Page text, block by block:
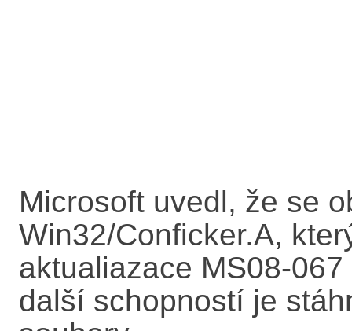
Microsoft uvedl, že se
Win32/Conficker.A,
aktualiazace MS08-
další schopností je